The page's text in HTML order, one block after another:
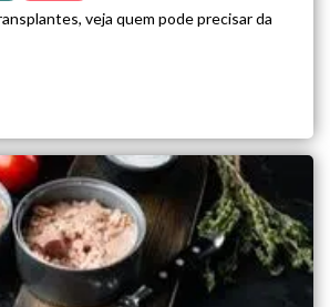
veja quem pode precisar da